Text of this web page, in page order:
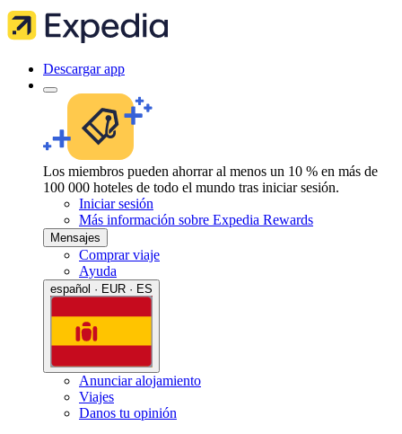
Descargar app
Los miembros pueden ahorrar al menos un 10 % en más de
100 000 hoteles de todo el mundo tras iniciar sesión.
Iniciar sesión
Más información sobre Expedia Rewards
Mensajes
Comprar viaje
Ayuda
español · EUR · ES
Anunciar alojamiento
Viajes
Danos tu opinión